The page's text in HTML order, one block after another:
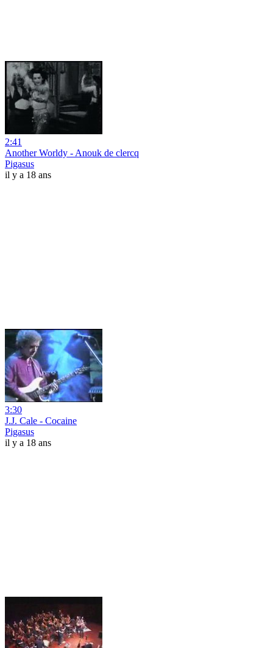
2:41
Another Worldy - Anouk de clercq
Pigasus
il y a 18 ans
3:30
J.J. Cale - Cocaine
Pigasus
il y a 18 ans